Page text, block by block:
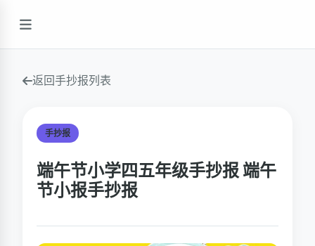
返回手抄报列表
手抄报
端午节小学四五年级手抄报 端午
节小报手抄报